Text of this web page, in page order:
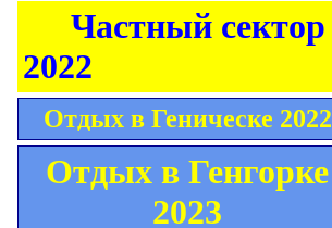
Частный сектор
2022
Отдых в Геническе 2022
Отдых в Генгорке
2023